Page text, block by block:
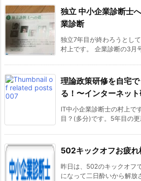
独立 中小企業診断士
業診断
独立7年目が終わろうとし
村上です。 企業診断の3月
理論政策研修を自宅
る！〜インターネッ
IT中小企業診断士の村上で
目？(多分)です。5年目の
502キックオフお疲れ
昨日は、502のキックオフ
になって二日酔いから解放